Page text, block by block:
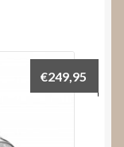
€249,95